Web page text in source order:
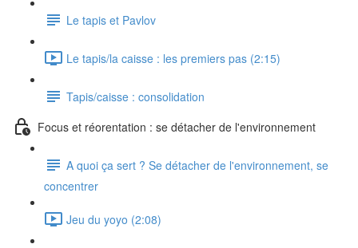
Le tapis et Pavlov
Le tapis/la caisse : les premiers pas (2:15)
Tapis/caisse : consolidation
Focus et réorentation : se détacher de l'environnement
A quoi ça sert ? Se détacher de l'environnement, se
concentrer
Jeu du yoyo (2:08)